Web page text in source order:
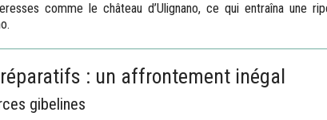
comme le château d’Ulignano, ce qui entraîna une
: un affrontement inégal
gibelines